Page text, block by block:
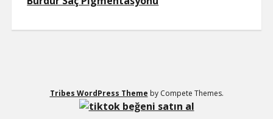
Tribes WordPress Theme by Compete Themes.